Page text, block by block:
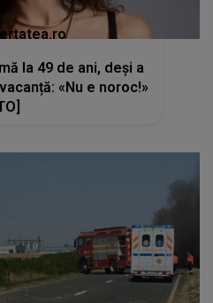
la 49 de ani, deși a
«Nu e noroc!»